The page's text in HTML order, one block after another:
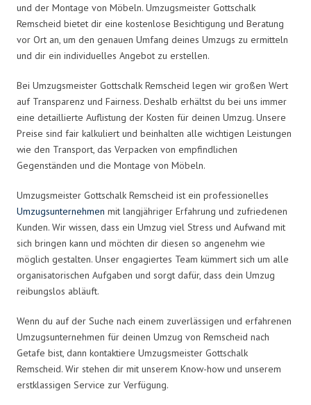
und der Montage von Möbeln. Umzugsmeister Gottschalk
Remscheid bietet dir eine kostenlose Besichtigung und Beratung
vor Ort an, um den genauen Umfang deines Umzugs zu ermitteln
und dir ein individuelles Angebot zu erstellen.
Bei Umzugsmeister Gottschalk Remscheid legen wir großen Wert
auf Transparenz und Fairness. Deshalb erhältst du bei uns immer
eine detaillierte Auflistung der Kosten für deinen Umzug. Unsere
Preise sind fair kalkuliert und beinhalten alle wichtigen Leistungen
wie den Transport, das Verpacken von empfindlichen
Gegenständen und die Montage von Möbeln.
Umzugsmeister Gottschalk Remscheid ist ein professionelles
Umzugsunternehmen mit langjähriger Erfahrung und zufriedenen
Kunden. Wir wissen, dass ein Umzug viel Stress und Aufwand mit
sich bringen kann und möchten dir diesen so angenehm wie
möglich gestalten. Unser engagiertes Team kümmert sich um alle
organisatorischen Aufgaben und sorgt dafür, dass dein Umzug
reibungslos abläuft.
Wenn du auf der Suche nach einem zuverlässigen und erfahrenen
Umzugsunternehmen für deinen Umzug von Remscheid nach
Getafe bist, dann kontaktiere Umzugsmeister Gottschalk
Remscheid. Wir stehen dir mit unserem Know-how und unserem
erstklassigen Service zur Verfügung.